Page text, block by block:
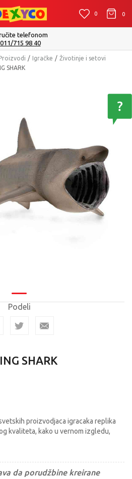
0 0 0
telefonom
011/715 98 40
Igračke
Životinje i setovi
SHARK
Podeli
SHARK
proizvodjaca igracaka replika
kvaliteta, kako u vernom izgledu,
da porudžbine kreirane